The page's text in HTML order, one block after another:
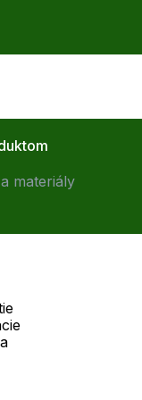
materiály